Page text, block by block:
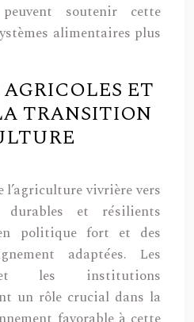
soutenir cette
alimentaires plus
ET
TRANSITION
vivrière vers
durables et résilients
politique fort et des
adaptées. Les
et les institutions
un rôle crucial dans la